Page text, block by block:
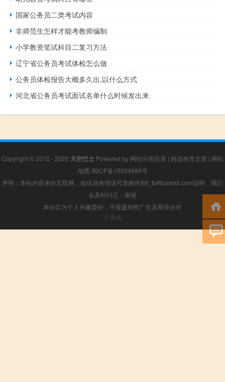
国家公务员二类考试内容
非师范生怎样才能考教师编制
小学教资笔试科目二复习方法
辽宁省公务员考试体检怎么做
公务员体检报告大概多久出,以什么方式
河北省公务员考试面试名单什么时候发出来
Copyright © 2012 - 2026 天空巴士 Powered by 网站分类目录 | 精选推荐文章 | 网站
地图 闽ICP备10004686号
声明：本站内容来自互联网，如信息有错误可发邮件到f_fb#foxmail.com说明，我们
会及时纠正，谢谢
本站仅为个人兴趣爱好，不接盈利性广告及商业合作
小男孩